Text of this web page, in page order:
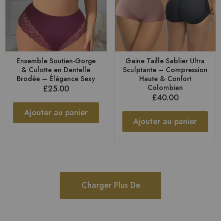
Ensemble Soutien-Gorge
& Culotte en Dentelle
Brodée – Élégance Sexy
£25.00
Ajouter au panier
Gaine Taille Sablier Ultra
Sculptante – Compression
Haute & Confort
Colombien
£40.00
Ajouter au panier
Charger Plus De